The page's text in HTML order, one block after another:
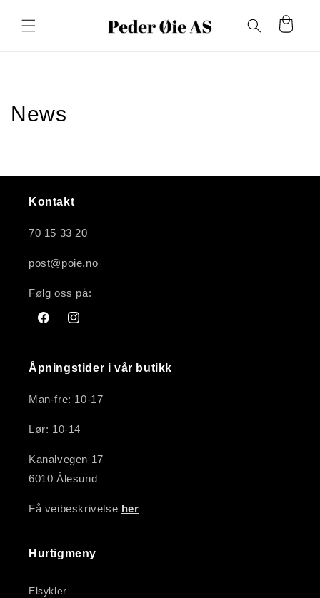
videre til
innholdet
Handlekurv
News
Kontakt
70 15 33 20
post@poie.no
Følg oss på:
FacebookInstagram
Åpningstider i vår butikk
Man-fre: 10-17
Lør: 10-14
Kanalvegen 17
6010 Ålesund
Få veibeskrivelse her
Hurtigmeny
Elsykler